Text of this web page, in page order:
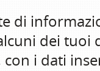
di
dei tuoi
i dati